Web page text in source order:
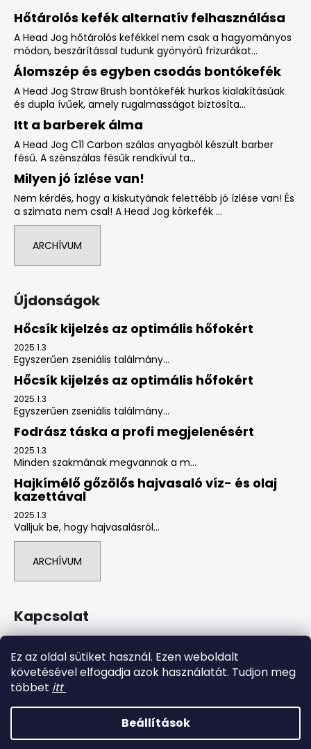
Ez az oldal sütiket használ. Ezen weboldalt
követésével elfogadja azok használatát. Tudjon meg
többet itt
Beállítások
Hőtárolós kefék alternatív felhasználása
A Head Jog hőtárolós kefékkel nem csak a hagyományos
módon, beszárítással tudunk gyönyörű frizurákat...
Álomszép és egyben csodás bontókefék
A Head Jog Straw Brush bontókefék hurkos kialakításúak
és dupla ívűek, amely rugalmasságot biztosíta...
Itt a barberek álma
A Head Jog C11 Carbon szálas anyagból készült barber
fésű. A szénszálas fésűk rendkívül ta...
Milyen jó ízlése van!
Nem kérdés, hogy a kiskutyának felettébb jó ízlése van! És
a szimata nem csal! A Head Jog körkefék ...
ARCHÍVUM
Újdonságok
Hőcsík kijelzés az optimális hőfokért
2025.1.3
Egyszerűen zseniális találmány...
Hőcsík kijelzés az optimális hőfokért
2025.1.3
Egyszerűen zseniális találmány...
Fodrász táska a profi megjelenésért
2025.1.3
Minden szakmának megvannak a m...
Hajkímélő gőzölős hajvasaló víz- és olaj
kazettával
2025.1.3
Valljuk be, hogy hajvasalásról...
ARCHÍVUM
Kapcsolat
+36706765050
tradegap kft.